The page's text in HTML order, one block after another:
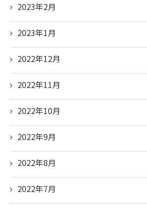
2023年2月
2023年1月
2022年12月
2022年11月
2022年10月
2022年9月
2022年8月
2022年7月